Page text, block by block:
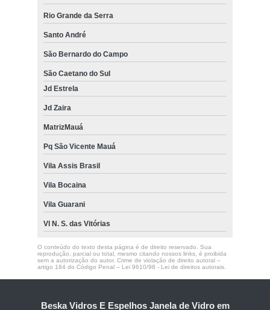
Rio Grande da Serra
Santo André
São Bernardo do Campo
São Caetano do Sul
Jd Estrela
Jd Zaira
MatrizMauá
Pq São Vicente Mauá
Vila Assis Brasil
Vila Bocaina
Vila Guarani
Vl N. S. das Vitórias
O conteúdo do texto desta página é de direito reservado. Sua
reprodução, parcial ou total, mesmo citando nossos links, é proibida
sem a autorização do autor. Crime de violação de direito autoral –
artigo 184 do Código Penal – Lei 9610/98 - Lei de direitos autorais.
Beska Vidros E Espelhos Janela de Vidro em